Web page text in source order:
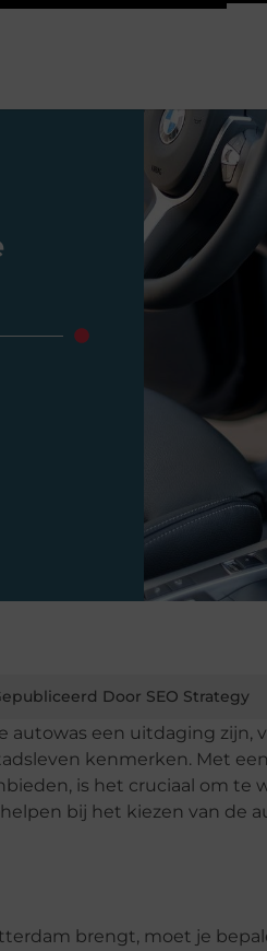
Door SEO Strategy
een uitdaging zijn,
kenmerken. Met
is het cruciaal om te
bij het kiezen van de
brengt, moet je